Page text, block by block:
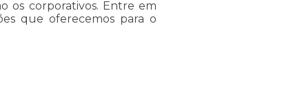
os corporativos. Entre em
que oferecemos para o